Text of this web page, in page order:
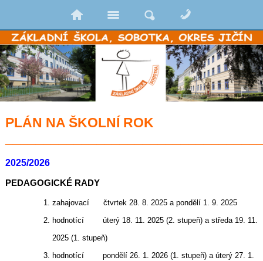
PLÁN NA ŠKOLNÍ ROK
2025/2026
PEDAGOGICKÉ RADY
zahajovací čtvrtek 28. 8. 2025 a pondělí 1. 9. 2025
hodnotící
úterý 18. 11. 2025 (2. stupeň) a středa 19. 11.
2025 (1. stupeň)
hodnotící
pondělí 26. 1. 2026 (1. stupeň) a úterý 27. 1.